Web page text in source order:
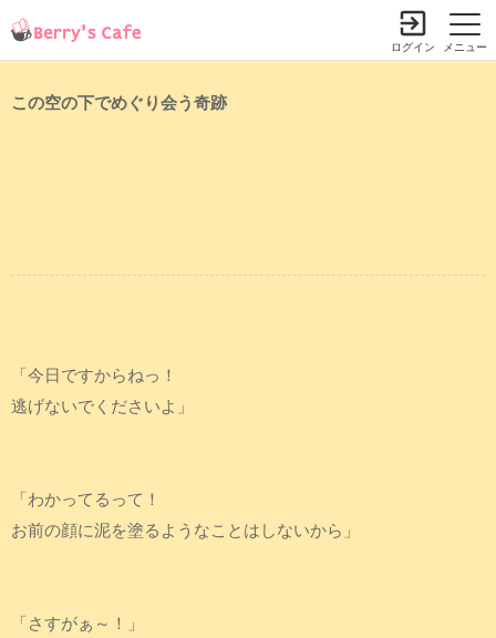
メニュー
ログイン
この空の下でめぐり会う奇跡
「今日ですからねっ！
逃げないでくださいよ」
「わかってるって！
お前の顔に泥を塗るようなことはしないから」
「さすがぁ～！」